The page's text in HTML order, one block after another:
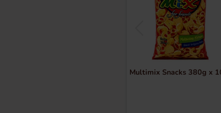
Multimix Snacks 380g x